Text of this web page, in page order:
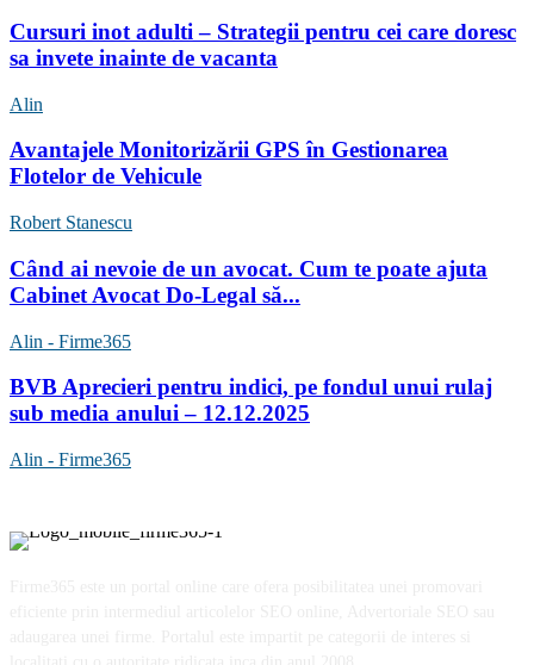
Cursuri inot adulti – Strategii pentru cei care doresc
sa invete inainte de vacanta
Alin
Avantajele Monitorizării GPS în Gestionarea
Flotelor de Vehicule
Robert Stanescu
Când ai nevoie de un avocat. Cum te poate ajuta
Cabinet Avocat Do-Legal să...
Alin - Firme365
BVB Aprecieri pentru indici, pe fondul unui rulaj
sub media anului – 12.12.2025
Alin - Firme365